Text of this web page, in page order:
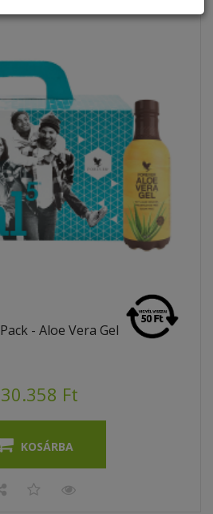
- Aloe Vera Gel
Ft
KOSÁRBA